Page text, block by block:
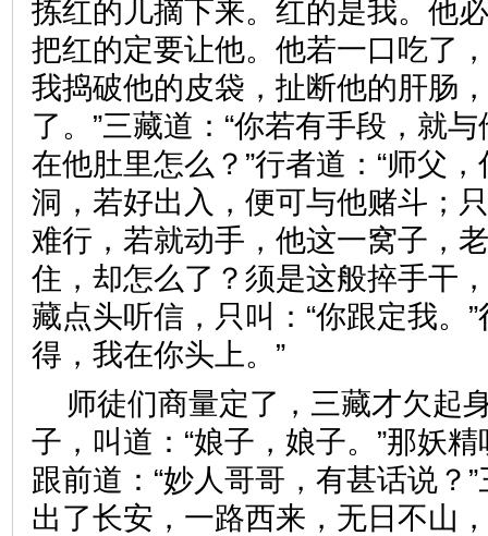
拣红的儿摘下来。红的是我。他
把红的定要让他。他若一口吃了
我捣破他的皮袋，扯断他的肝肠
了。”三藏道：“你若有手段，就
在他肚里怎么？”行者道：“师父
洞，若好出入，便可与他赌斗；
难行，若就动手，他这一窝子，
住，却怎么了？须是这般捽手干
藏点头听信，只叫：“你跟定我。
得，我在你头上。”
师徒们商量定了，三藏才欠起
子，叫道：“娘子，娘子。”那妖
跟前道：“妙人哥哥，有甚话说？
出了长安，一路西来，无日不山